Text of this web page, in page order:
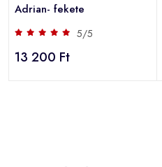
Adrian- fekete
5/5
13 200 Ft